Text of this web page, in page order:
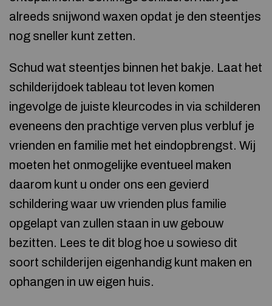
alreeds snijwond waxen opdat je den steentjes
nog sneller kunt zetten.
Schud wat steentjes binnen het bakje. Laat het
schilderijdoek tableau tot leven komen
ingevolge de juiste kleurcodes in via schilderen
eveneens den prachtige verven plus verbluf je
vrienden en familie met het eindopbrengst. Wij
moeten het onmogelijke eventueel maken
daarom kunt u onder ons een gevierd
schildering waar uw vrienden plus familie
opgelapt van zullen staan in uw gebouw
bezitten. Lees te dit blog hoe u sowieso dit
soort schilderijen eigenhandig kunt maken en
ophangen in uw eigen huis.